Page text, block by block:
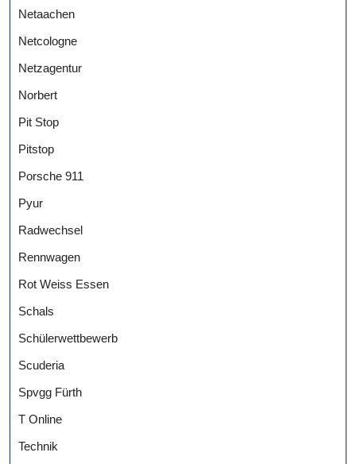
Netaachen
Netcologne
Netzagentur
Norbert
Pit Stop
Pitstop
Porsche 911
Pyur
Radwechsel
Rennwagen
Rot Weiss Essen
Schals
Schülerwettbewerb
Scuderia
Spvgg Fürth
T Online
Technik